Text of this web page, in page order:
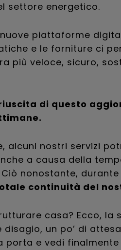
settore energetico.
nuove piattaforme
e le forniture ci
più veloce, sicuro,
di questo
alcuni nostri servizi
a causa della
nonostante,
continuità del
casa? Ecco, la
un po’ di
porta e vedi